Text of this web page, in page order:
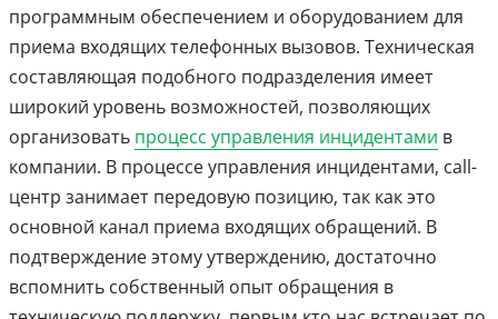
программным обеспечением и оборудованием для
приема входящих телефонных вызовов. Техническая
составляющая подобного подразделения имеет
широкий уровень возможностей, позволяющих
организовать процесс управления инцидентами в
компании. В процессе управления инцидентами, call-
центр занимает передовую позицию, так как это
основной канал приема входящих обращений. В
подтверждение этому утверждению, достаточно
вспомнить собственный опыт обращения в